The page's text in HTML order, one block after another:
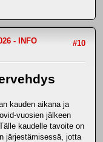
#10
- INFO
kauden aikana ja
vuosien jälkeen
kaudelle tavoite on
järjestämisessä, jotta